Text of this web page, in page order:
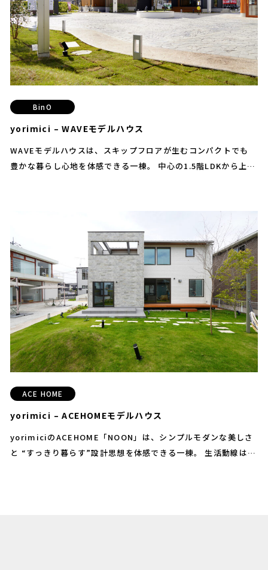
BinO
yorimici – WAVEモデルハウス
WAVEモデルハウスは、スキップフロアが生むコンパクトでも
豊かな暮らし心地を体感できる一棟。 中心の1.5階LDKから上下
が、 日常を遊びに変える仕掛け。 コンパクトでも、発想は豊か
に——WAVEらしい伸びやかな時間を、 ここで確かめてくださ
い。
ACE HOME
yorimici – ACEHOMEモデルハウス
yorimiciのACEHOME「NOON」は、シンプルモダンな美しさ
と “すっきり暮らす”設計思想を体感できる一棟。 生活動線は回